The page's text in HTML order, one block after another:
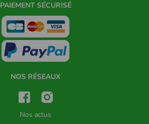
PAIEMENT SÉCURISÉ
NOS RÉSEAUX
Nos actus